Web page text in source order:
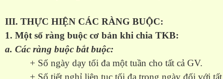
III. THỰC HIỆN CÁC RÀNG BUỘC:
1. Một số ràng buộc cơ bản khi chia TKB:
a. Các ràng buộc bắt buộc:
+ Số ngày dạy tối đa một tuần cho tất cả GV.
+ Số tiết nghỉ liên tục tối đa trong ngày đối với tất